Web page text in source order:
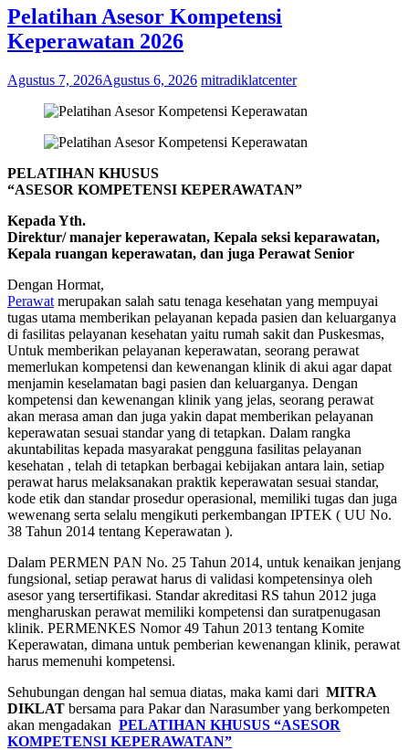
Pelatihan Asesor Kompetensi
Keperawatan 2026
Agustus 7, 2026Agustus 6, 2026 mitradiklatcenter
PELATIHAN KHUSUS
“ASESOR KOMPETENSI KEPERAWATAN”
Kepada Yth.
Direktur/ manajer keperawatan, Kepala seksi keparawatan,
Kepala ruangan keperawatan, dan juga Perawat Senior
Dengan Hormat,
Perawat merupakan salah satu tenaga kesehatan yang mempuyai
tugas utama memberikan pelayanan kepada pasien dan keluarganya
di fasilitas pelayanan kesehatan yaitu rumah sakit dan Puskesmas,
Untuk memberikan pelayanan keperawatan, seorang perawat
memerlukan kompetensi dan kewenangan klinik di akui agar dapat
menjamin keselamatan bagi pasien dan keluarganya. Dengan
kompetensi dan kewenangan klinik yang jelas, seorang perawat
akan merasa aman dan juga yakin dapat memberikan pelayanan
keperawatan sesuai standar yang di tetapkan. Dalam rangka
akuntabilitas kepada masyarakat pengguna fasilitas pelayanan
kesehatan , telah di tetapkan berbagai kebijakan antara lain, setiap
perawat harus melaksanakan praktik keperawatan sesuai standar,
kode etik dan standar prosedur operasional, memiliki tugas dan juga
wewenang serta selalu mengikuti perkembangan IPTEK ( UU No.
38 Tahun 2014 tentang Keperawatan ).
Dalam PERMEN PAN No. 25 Tahun 2014, untuk kenaikan jenjang
fungsional, setiap perawat harus di validasi kompetensinya oleh
asesor yang tersertifikasi. Standar akreditasi RS tahun 2012 juga
mengharuskan perawat memiliki kompetensi dan suratpenugasan
klinik. PERMENKES Nomor 49 Tahun 2013 tentang Komite
Keperawatan, dimana untuk pemberian kewenangan klinik, perawat
harus memenuhi kompetensi.
Sehubungan dengan hal semua diatas, maka kami dari MITRA
DIKLAT bersama para Pakar dan Narasumber yang berkompeten
akan mengadakan PELATIHAN KHUSUS “ASESOR
KOMPETENSI KEPERAWATAN”